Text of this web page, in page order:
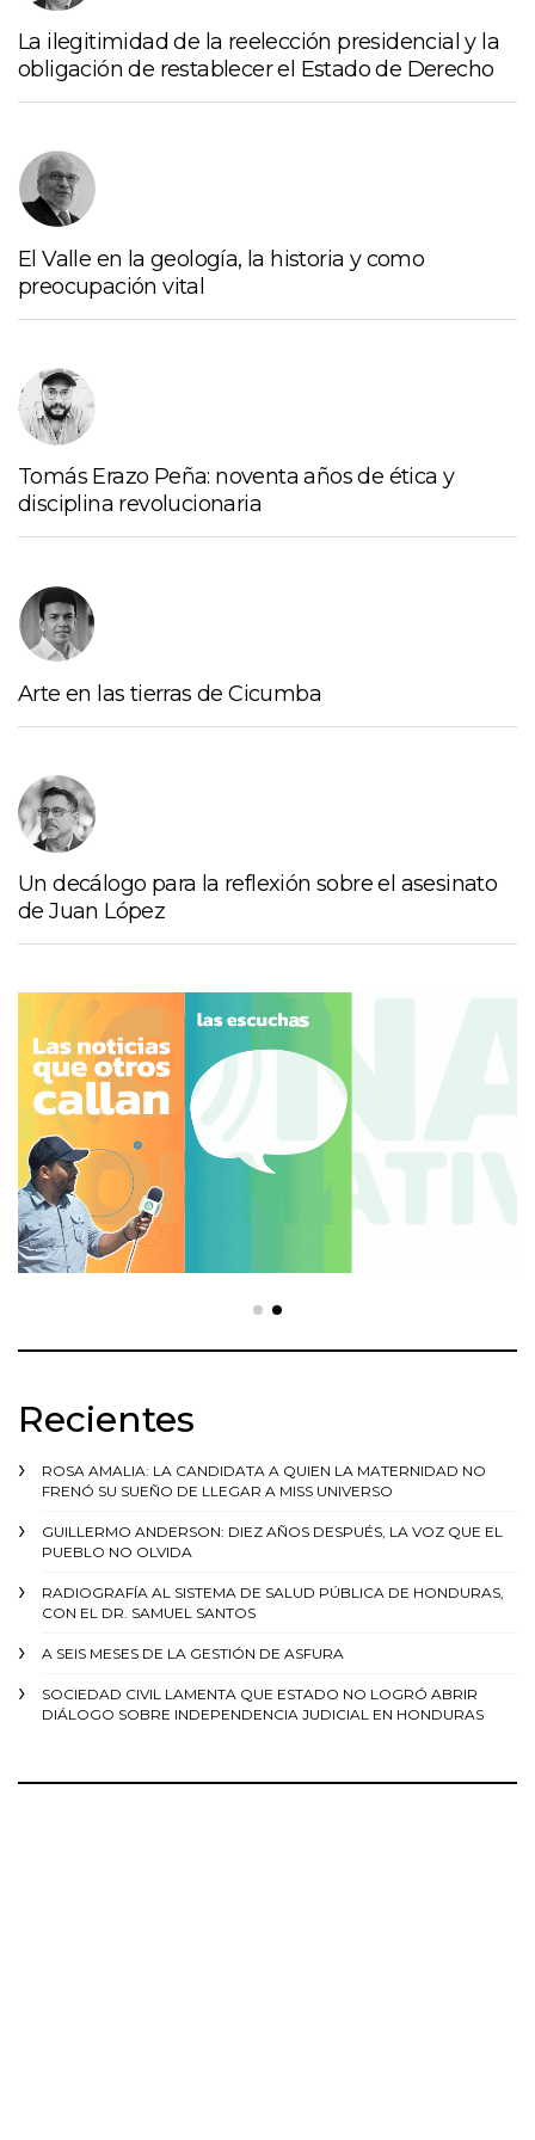
La ilegitimidad de la reelección presidencial y la
obligación de restablecer el Estado de Derecho
El Valle en la geología, la historia y como
preocupación vital
Tomás Erazo Peña: noventa años de ética y
disciplina revolucionaria
Arte en las tierras de Cicumba
Un decálogo para la reflexión sobre el asesinato
de Juan López
Recientes
ROSA AMALIA: LA CANDIDATA A QUIEN LA MATERNIDAD NO
FRENÓ SU SUEÑO DE LLEGAR A MISS UNIVERSO
GUILLERMO ANDERSON: DIEZ AÑOS DESPUÉS, LA VOZ QUE EL
PUEBLO NO OLVIDA
RADIOGRAFÍA AL SISTEMA DE SALUD PÚBLICA DE HONDURAS,
CON EL DR. SAMUEL SANTOS
A SEIS MESES DE LA GESTIÓN DE ASFURA
SOCIEDAD CIVIL LAMENTA QUE ESTADO NO LOGRÓ ABRIR
DIÁLOGO SOBRE INDEPENDENCIA JUDICIAL EN HONDURAS